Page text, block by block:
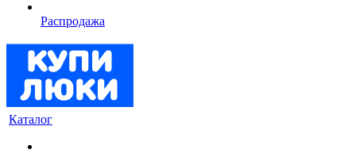
Распродажа
Каталог